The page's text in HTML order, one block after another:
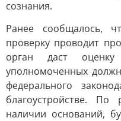
сознания.
Ранее сообщалось,
проверку проводит
орган даст оценку
уполномоченных
федерального
благоустройстве. По
наличии оснований,